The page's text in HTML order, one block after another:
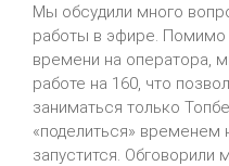
Мы обсудили много
работы в эфире. Помимо
времени на оператора,
работе на 160, что
заниматься только
«поделиться» временем
запустится. Обговорили